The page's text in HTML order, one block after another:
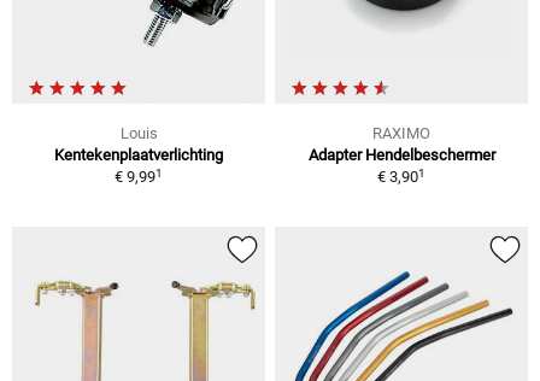
Louis
Kentekenplaatverlichting
€ 9,991
RAXIMO
Adapter Hendelbeschermer
€ 3,901